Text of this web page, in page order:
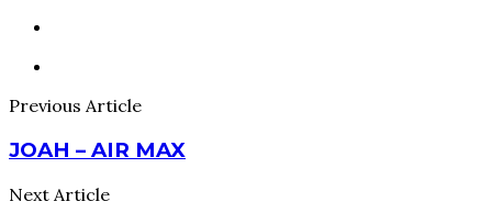
Previous Article
JOAH – AIR MAX
Next Article